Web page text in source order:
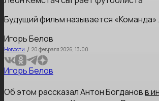
Будущий фильм называется «Команда».
Игорь Белов
Новости / 20 февраля 2026, 13:00
Игорь Белов
Об этом рассказал Антон Богдановв